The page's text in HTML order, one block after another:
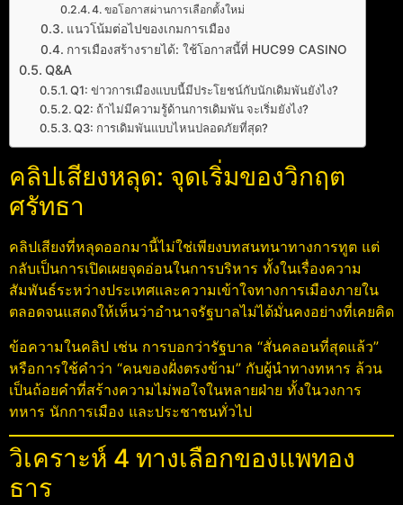
4. ขอโอกาสผ่านการเลือกตั้งใหม่
แนวโน้มต่อไปของเกมการเมือง
การเมืองสร้างรายได้: ใช้โอกาสนี้ที่ HUC99 CASINO
Q&A
Q1: ข่าวการเมืองแบบนี้มีประโยชน์กับนักเดิมพันยังไง?
Q2: ถ้าไม่มีความรู้ด้านการเดิมพัน จะเริ่มยังไง?
Q3: การเดิมพันแบบไหนปลอดภัยที่สุด?
คลิปเสียงหลุด: จุดเริ่มของวิกฤต
ศรัทธา
คลิปเสียงที่หลุดออกมานี้ไม่ใช่เพียงบทสนทนาทางการทูต แต่
กลับเป็นการเปิดเผยจุดอ่อนในการบริหาร ทั้งในเรื่องความ
สัมพันธ์ระหว่างประเทศและความเข้าใจทางการเมืองภายใน
ตลอดจนแสดงให้เห็นว่าอำนาจรัฐบาลไม่ได้มั่นคงอย่างที่เคยคิด
ข้อความในคลิป เช่น การบอกว่ารัฐบาล “สั่นคลอนที่สุดแล้ว”
หรือการใช้คำว่า “คนของฝั่งตรงข้าม” กับผู้นำทางทหาร ล้วน
เป็นถ้อยคำที่สร้างความไม่พอใจในหลายฝ่าย ทั้งในวงการ
ทหาร นักการเมือง และประชาชนทั่วไป
วิเคราะห์ 4 ทางเลือกของแพทอง
ธาร